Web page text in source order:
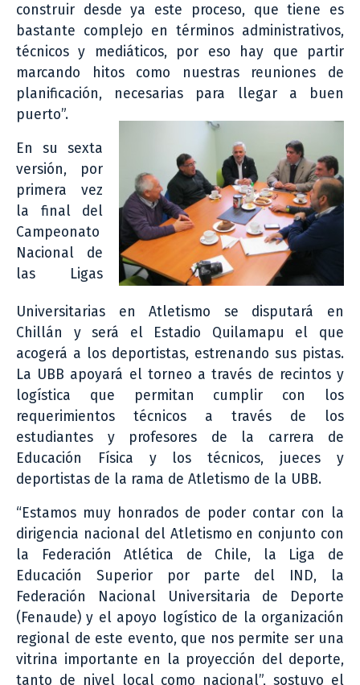
construir desde ya este proceso, que tiene es
bastante complejo en términos administrativos,
técnicos y mediáticos, por eso hay que partir
marcando hitos como nuestras reuniones de
planificación, necesarias para llegar a buen
puerto”.
En su sexta
versión, por
primera vez
la final del
Campeonato
Nacional de
las Ligas
Universitarias en Atletismo se disputará en
Chillán y será el Estadio Quilamapu el que
acogerá a los deportistas, estrenando sus pistas.
La UBB apoyará el torneo a través de recintos y
logística que permitan cumplir con los
requerimientos técnicos a través de los
estudiantes y profesores de la carrera de
Educación Física y los técnicos, jueces y
deportistas de la rama de Atletismo de la UBB.
“Estamos muy honrados de poder contar con la
dirigencia nacional del Atletismo en conjunto con
la Federación Atlética de Chile, la Liga de
Educación Superior por parte del IND, la
Federación Nacional Universitaria de Deporte
(Fenaude) y el apoyo logístico de la organización
regional de este evento, que nos permite ser una
vitrina importante en la proyección del deporte,
tanto de nivel local como nacional”, sostuvo el